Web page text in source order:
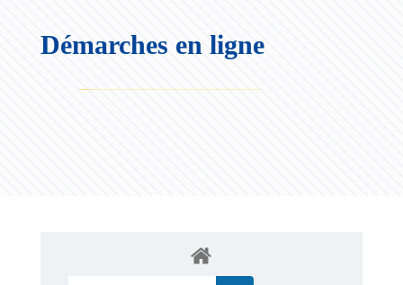
Démarches en ligne